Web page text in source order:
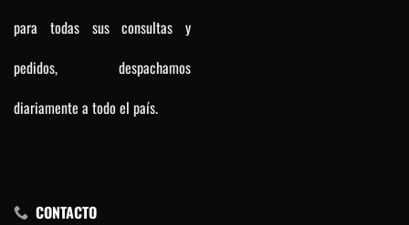
para todas sus consultas y
pedidos, despachamos
diariamente a todo el país.
CONTACTO